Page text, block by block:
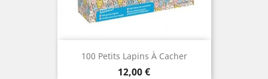
100 Petits Lapins À Cacher
Prix
12,00 €